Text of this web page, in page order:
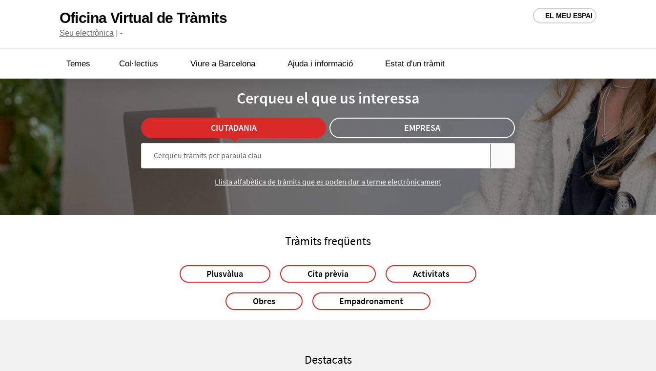
Oficina Virtual de Tràmits EL MEU ESPAI
Seu electrònica | -
Temes Col·lectius Viure a Barcelona Ajuda i informació Estat d'un tràmit
Cerqueu el que us interessa
CIUTADANIA EMPRESA
Llista alfabètica de tràmits que es poden dur a terme electrònicament
Tràmits freqüents
Plusvàlua Cita prèvia Activitats
Obres Empadronament
Destacats